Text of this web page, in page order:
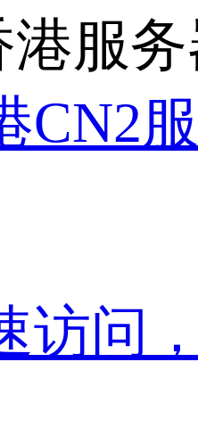
港服
CN2
访问